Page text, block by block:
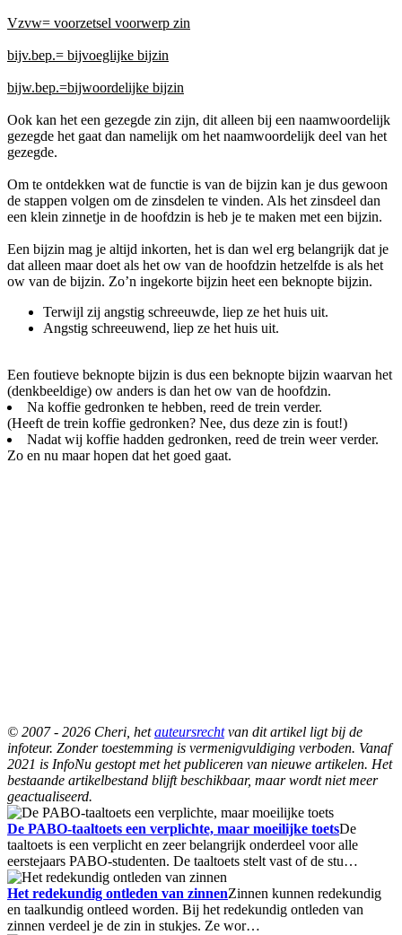
Vzvw= voorzetsel voorwerp zin
bijv.bep.= bijvoeglijke bijzin
bijw.bep.=bijwoordelijke bijzin
Ook kan het een gezegde zin zijn, dit alleen bij een naamwoordelijk
gezegde het gaat dan namelijk om het naamwoordelijk deel van het
gezegde.
Om te ontdekken wat de functie is van de bijzin kan je dus gewoon
de stappen volgen om de zinsdelen te vinden. Als het zinsdeel dan
een klein zinnetje in de hoofdzin is heb je te maken met een bijzin.
Een bijzin mag je altijd inkorten, het is dan wel erg belangrijk dat je
dat alleen maar doet als het ow van de hoofdzin hetzelfde is als het
ow van de bijzin. Zo’n ingekorte bijzin heet een beknopte bijzin.
Terwijl zij angstig schreeuwde, liep ze het huis uit.
Angstig schreeuwend, liep ze het huis uit.
Een foutieve beknopte bijzin is dus een beknopte bijzin waarvan het
(denkbeeldige) ow anders is dan het ow van de hoofdzin.
Na koffie gedronken te hebben, reed de trein verder.
(Heeft de trein koffie gedronken? Nee, dus deze zin is fout!)
Nadat wij koffie hadden gedronken, reed de trein weer verder.
Zo en nu maar hopen dat het goed gaat.
© 2007 - 2026 Cheri, hetauteursrechtvan dit artikel ligt bij de
infoteur. Zonder toestemming is vermenigvuldiging verboden. Vanaf
2021 is InfoNu gestopt met het publiceren van nieuwe artikelen. Het
bestaande artikelbestand blijft beschikbaar, maar wordt niet meer
geactualiseerd.
De PABO-taaltoets een verplichte, maar moeilijke toetsDe
taaltoets is een verplicht en zeer belangrijk onderdeel voor alle
eerstejaars PABO-studenten. De taaltoets stelt vast of de stu…
Het redekundig ontleden van zinnenZinnen kunnen redekundig
en taalkundig ontleed worden. Bij het redekundig ontleden van
zinnen verdeel je de zin in stukjes. Ze wor…